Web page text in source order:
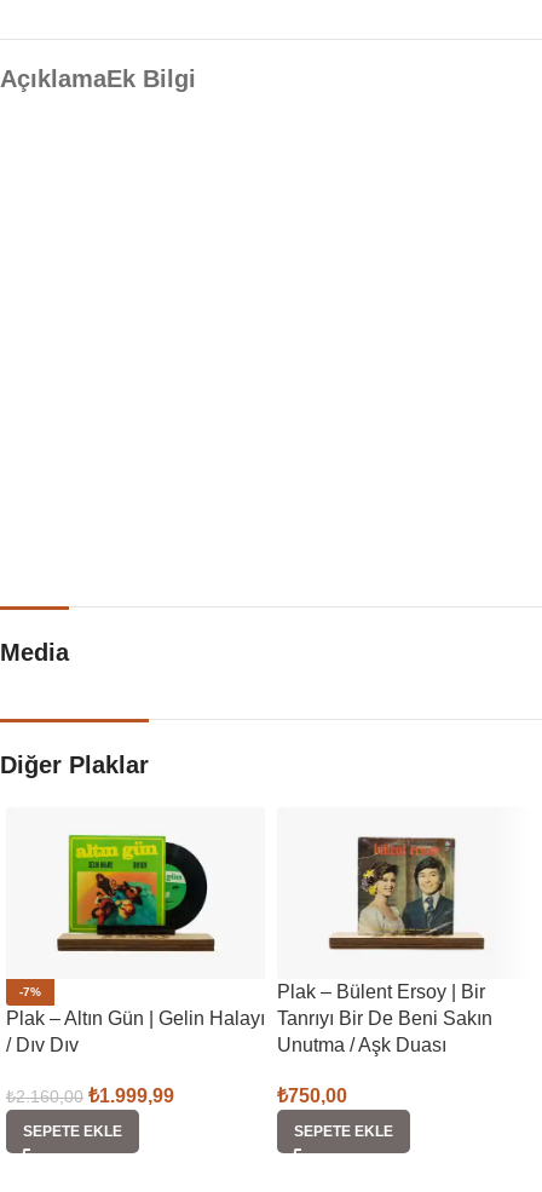
AçıklamaEk Bilgi
Media
Diğer Plaklar
-7%
Plak – Altın Gün | Gelin Halayı
/ Dıv Dıv
₺2.160,00 ₺1.999,99
SEPETE EKLE
Plak – Bülent Ersoy | Bir
Tanrıyı Bir De Beni Sakın
Unutma / Aşk Duası
₺750,00
SEPETE EKLE